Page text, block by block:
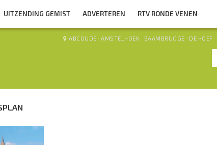
UITZENDING GEMIST ADVERTEREN RTV RONDE VENEN
ABCOUDE · AMSTELHOEK · BAAMBRUGGE · DE HOEF ·